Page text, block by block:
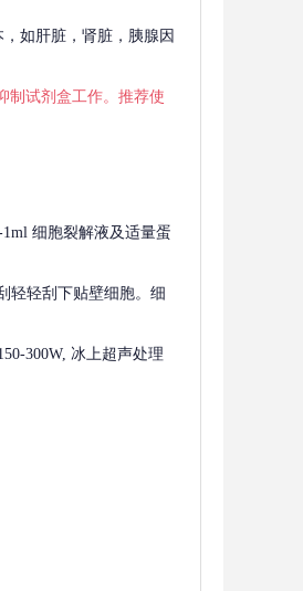
如肝脏，肾脏，胰腺因
制试剂盒工作。推荐使
细胞裂解液及适量蛋
轻轻刮下贴壁细胞。细
300W, 冰上超声处理